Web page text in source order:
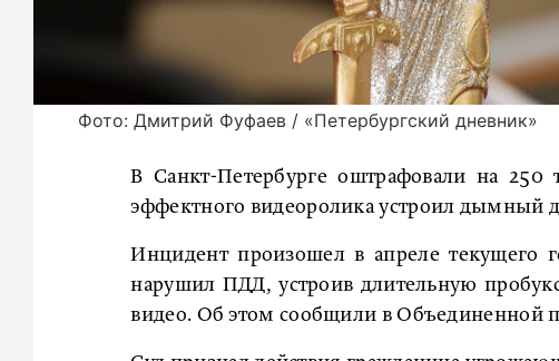
Фото: Дмитрий Фуфаев / «Петербургский дневник»
В Санкт-Петербурге оштрафовали на
эффектного видеоролика устроил дымный
Инцидент произошел в апреле текущего
нарушил ПДД, устроив длительную
видео. Об этом сообщили в Объединенной